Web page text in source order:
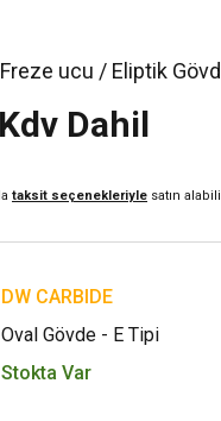
Freze ucu / Eliptik
Dahil
taksit seçenekleriyle satın
DW CARBIDE
Oval Gövde - E Tipi
Stokta Var